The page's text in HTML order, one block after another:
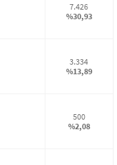
7.426
%30,93
3.334
%13,89
500
%2,08